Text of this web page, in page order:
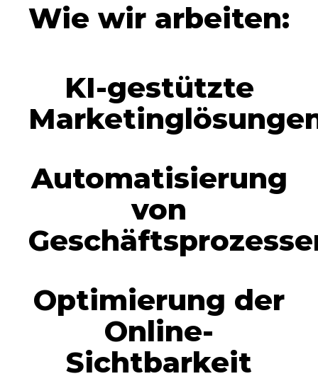
Wie wir arbeiten:
KI-gestützte
Automatisierung
von
Optimierung der
Online-
Sichtbarkeit